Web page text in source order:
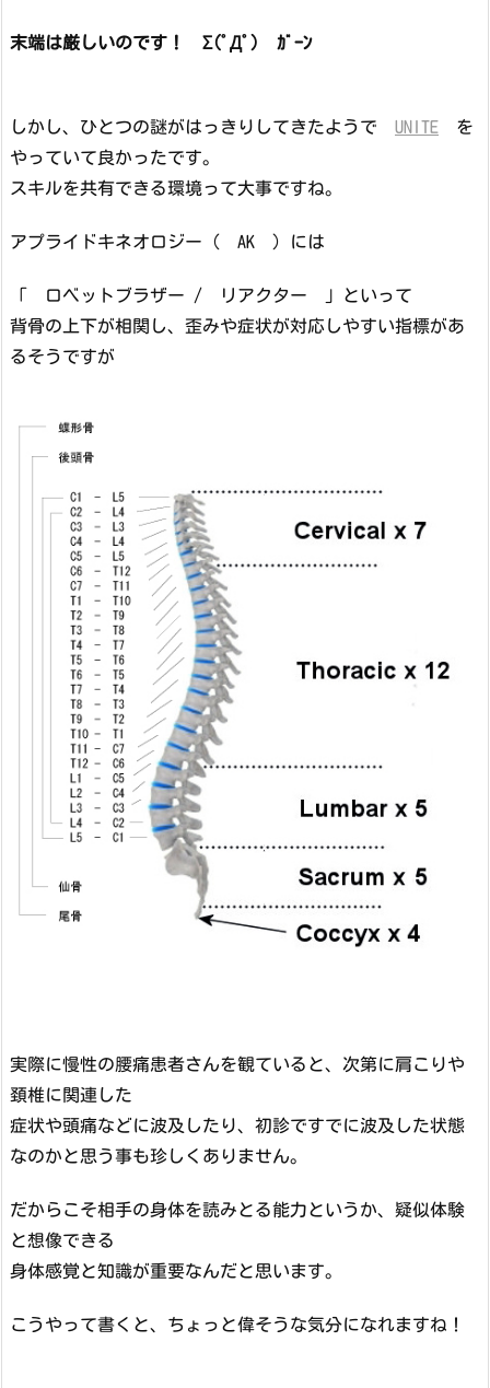
末端は厳しいのです！ Σ(ﾟДﾟ) ｶﾞｰﾝ
しかし、ひとつの謎がはっきりしてきたようで UNITE を
やっていて良かったです。
スキルを共有できる環境って大事ですね。
アプライドキネオロジー（ AK ）には
「 ロベットブラザー / リアクター 」といって
背骨の上下が相関し、歪みや症状が対応しやすい指標があ
るそうですが
実際に慢性の腰痛患者さんを観ていると、次第に肩こりや
頚椎に関連した
症状や頭痛などに波及したり、初診ですでに波及した状態
なのかと思う事も珍しくありません。
だからこそ相手の身体を読みとる能力というか、疑似体験
と想像できる
身体感覚と知識が重要なんだと思います。
こうやって書くと、ちょっと偉そうな気分になれますね！